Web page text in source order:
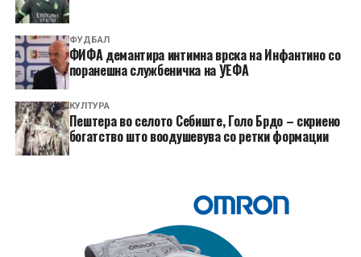
ФУДБАЛ
ФИФА демантира интимна врска на Инфантино со
поранешна службеничка на УЕФА
КУЛТУРА
Пештера во селото Себиште, Голо Брдо – скриено
богатство што воодушевува со ретки формации